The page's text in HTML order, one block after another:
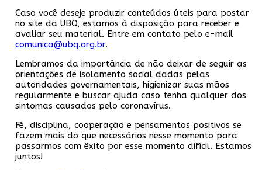
Caso você deseje produzir conteúdos úteis para postar
no site da UBQ, estamos à disposição para receber e
avaliar seu material. Entre em contato pelo e-mail
comunica@ubq.org.br.
Lembramos da importância de não deixar de seguir as
orientações de isolamento social dadas pelas
autoridades governamentais, higienizar suas mãos
regularmente e buscar ajuda caso tenha qualquer dos
sintomas causados pelo coronavírus.
Fé, disciplina, cooperação e pensamentos positivos se
fazem mais do que necessários nesse momento para
passarmos com êxito por esse momento difícil. Estamos
juntos!